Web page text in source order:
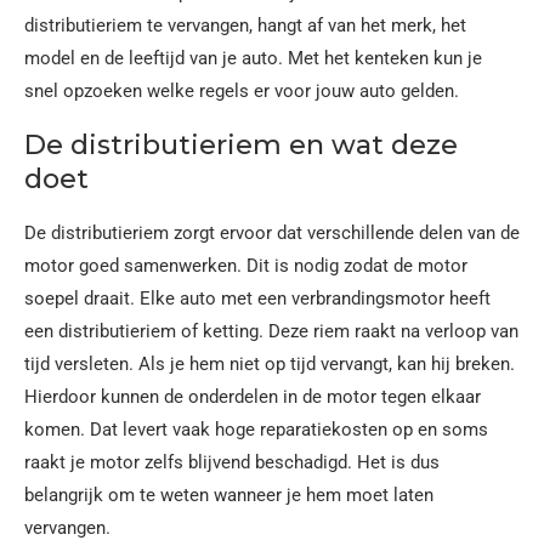
distributieriem te vervangen, hangt af van het merk, het
model en de leeftijd van je auto. Met het kenteken kun je
snel opzoeken welke regels er voor jouw auto gelden.
De distributieriem en wat deze
doet
De distributieriem zorgt ervoor dat verschillende delen van de
motor goed samenwerken. Dit is nodig zodat de motor
soepel draait. Elke auto met een verbrandingsmotor heeft
een distributieriem of ketting. Deze riem raakt na verloop van
tijd versleten. Als je hem niet op tijd vervangt, kan hij breken.
Hierdoor kunnen de onderdelen in de motor tegen elkaar
komen. Dat levert vaak hoge reparatiekosten op en soms
raakt je motor zelfs blijvend beschadigd. Het is dus
belangrijk om te weten wanneer je hem moet laten
vervangen.